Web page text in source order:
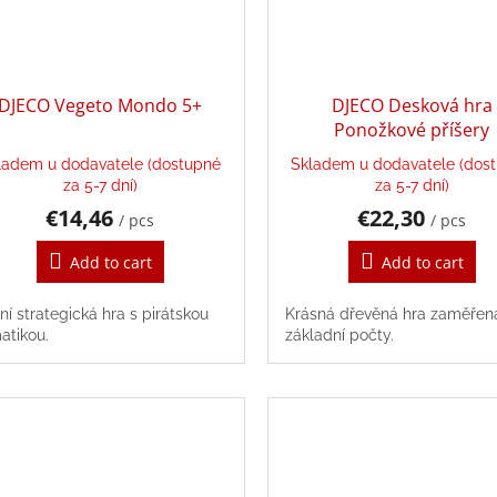
Vegeto Mondo 5+
u dodavatele (dostupné
za 5-7 dní)
€14,46/ pcs
Add to cart
strategická hra s pirátskou
DJECO Desková hra
Ponožkové příšery
Skladem u dodavatele
za 5-7 dní)
€22,30/ pcs
Add to cart
Krásná dřevěná hra
základní počty.